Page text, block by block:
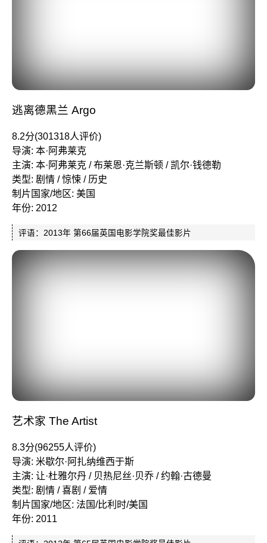
逃离德黑兰 Argo
8.2分(301318人评价)
导演: 本·阿弗莱克
主演: 本·阿弗莱克 / 布莱恩·克兰斯顿 / 凯尔·钱德勒
类型: 剧情 / 惊悚 / 历史
制片国家/地区: 美国
年份: 2012
评语：2013年 第66届英国电影学院奖最佳影片
艺术家 The Artist
8.3分(96255人评价)
导演: 米歇尔·阿扎纳维西于斯
主演: 让·杜雅尔丹 / 贝热尼丝·贝乔 / 约翰·古德曼
类型: 剧情 / 喜剧 / 爱情
制片国家/地区: 法国/比利时/美国
年份: 2011